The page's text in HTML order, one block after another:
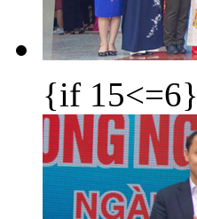
{if 15<=6}